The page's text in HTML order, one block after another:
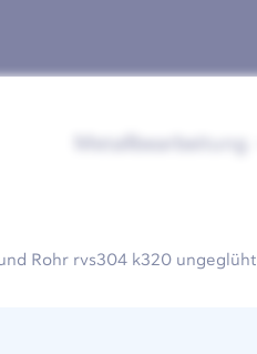
Rohr rvs304 k320 ungeglüht